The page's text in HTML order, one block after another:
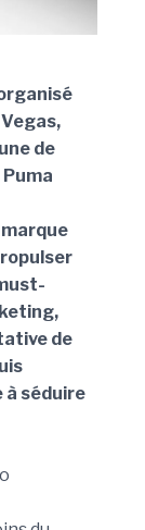
de
de
à séduire